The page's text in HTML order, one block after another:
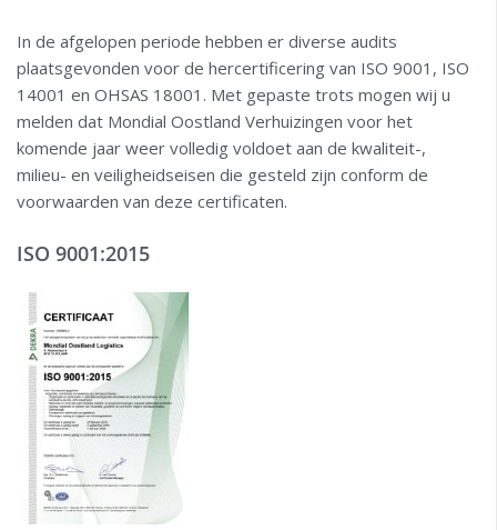
In de afgelopen periode hebben er diverse audits
plaatsgevonden voor de hercertificering van ISO 9001, ISO
14001 en OHSAS 18001. Met gepaste trots mogen wij u
melden dat Mondial Oostland Verhuizingen voor het
komende jaar weer volledig voldoet aan de kwaliteit-,
milieu- en veiligheidseisen die gesteld zijn conform de
voorwaarden van deze certificaten.
ISO 9001:2015